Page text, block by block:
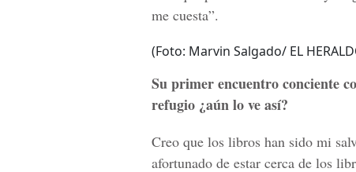
me cuesta”.
(Foto: Marvin Salgado/ EL
Su primer encuentro conciente
refugio ¿aún lo ve así?
Creo que los libros han sido mi
afortunado de estar cerca de los